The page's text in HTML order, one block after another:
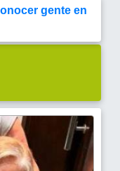
gente en